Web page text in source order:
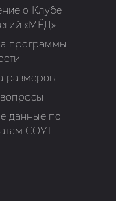
о Клубе
«МЁД»
программы
размеров
данные по
СОУТ